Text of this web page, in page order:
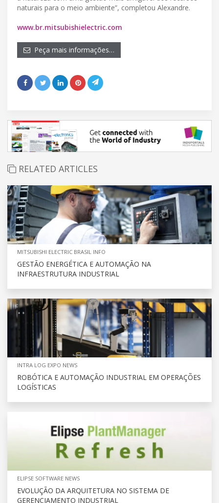
naturais para o meio ambiente”, completou Alexandre.
www.br.mitsubishielectric.com
Peça mais informações…
RELATED ARTICLES
MITSUBISHI ELECTRIC BRASIL INFO
GESTÃO ENERGÉTICA E AUTOMAÇÃO NA
INFRAESTRUTURA INDUSTRIAL
INTRA LOG EXPO NEWS
ROBÓTICA E AUTOMAÇÃO INDUSTRIAL EM OPERAÇÕES
LOGÍSTICAS
ELIPSE SOFTWARE NEWS
EVOLUÇÃO DA ARQUITETURA NO SISTEMA DE
GERENCIAMENTO INDUSTRIAL